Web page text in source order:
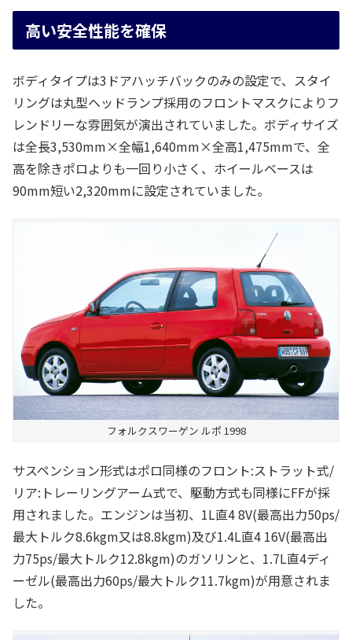
高い安全性能を確保
ボディタイプは3ドアハッチバックのみの設定で、スタイ
リングは丸型ヘッドランプ採用のフロントマスクによりフ
レンドリーな雰囲気が演出されていました。ボディサイズ
は全長3,530mm×全幅1,640mm×全高1,475mmで、全
高を除きポロよりも一回り小さく、ホイールベースは
90mm短い2,320mmに設定されていました。
フォルクスワーゲン ルポ 1998
サスペンション形式はポロ同様のフロント:ストラット式/
リア:トレーリングアーム式で、駆動方式も同様にFFが採
用されました。エンジンは当初、1L直4 8V(最高出力50ps/
最大トルク8.6kgm又は8.8kgm)及び1.4L直4 16V(最高出
力75ps/最大トルク12.8kgm)のガソリンと、1.7L直4ディ
ーゼル(最高出力60ps/最大トルク11.7kgm)が用意されま
した。